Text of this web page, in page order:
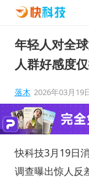
年轻人对全
人群好感度
落木 2026年03月19
快科技3月19日
调查曝出惊人反